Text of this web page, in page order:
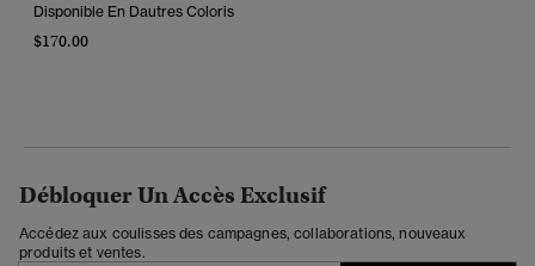
Disponible En Dautres Coloris
$170.00
Débloquer Un Accès Exclusif
Accédez aux coulisses des campagnes, collaborations, nouveaux
produits et ventes.